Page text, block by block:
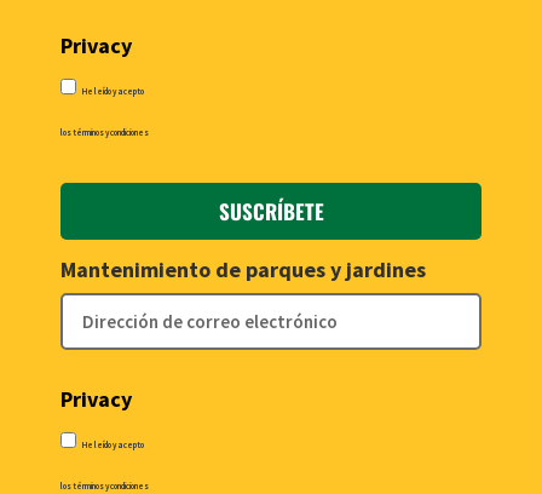
Privacy
He leído y acepto
los términos y condiciones
SUSCRÍBETE
Mantenimiento de parques y jardines
Privacy
He leído y acepto
los términos y condiciones